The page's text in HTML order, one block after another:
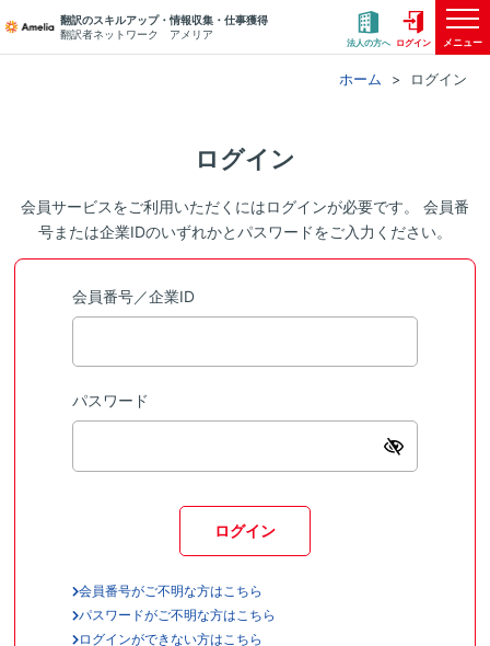
翻訳のスキルアップ・情報収集・仕事獲得
翻訳者ネットワーク アメリア
法人の方へ ログイン メニュー
ホーム ログイン
ログイン
会員サービスをご利用いただくにはログインが必要です。 会員番
号または企業IDのいずれかとパスワードをご入力ください。
会員番号／企業ID
パスワード
ログイン
会員番号がご不明な方はこちら
パスワードがご不明な方はこちら
ログインができない方はこちら